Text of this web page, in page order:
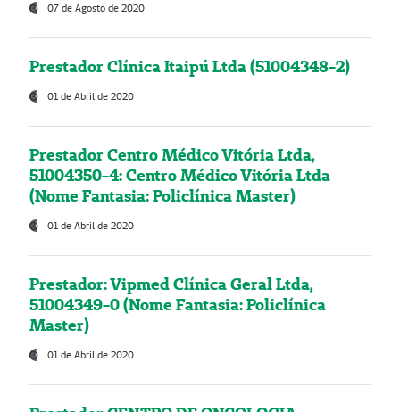
07 de Agosto de 2020
Prestador Clínica Itaipú Ltda (51004348-2)
01 de Abril de 2020
Prestador Centro Médico Vitória Ltda,
51004350-4: Centro Médico Vitória Ltda
(Nome Fantasia: Policlínica Master)
01 de Abril de 2020
Prestador: Vipmed Clínica Geral Ltda,
51004349-0 (Nome Fantasia: Policlínica
Master)
01 de Abril de 2020